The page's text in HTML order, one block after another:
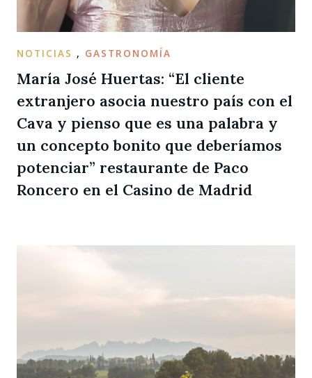
NOTICIAS , GASTRONOMÍA
María José Huertas: “El cliente
extranjero asocia nuestro país con el
Cava y pienso que es una palabra y
un concepto bonito que deberíamos
potenciar” restaurante de Paco
Roncero en el Casino de Madrid